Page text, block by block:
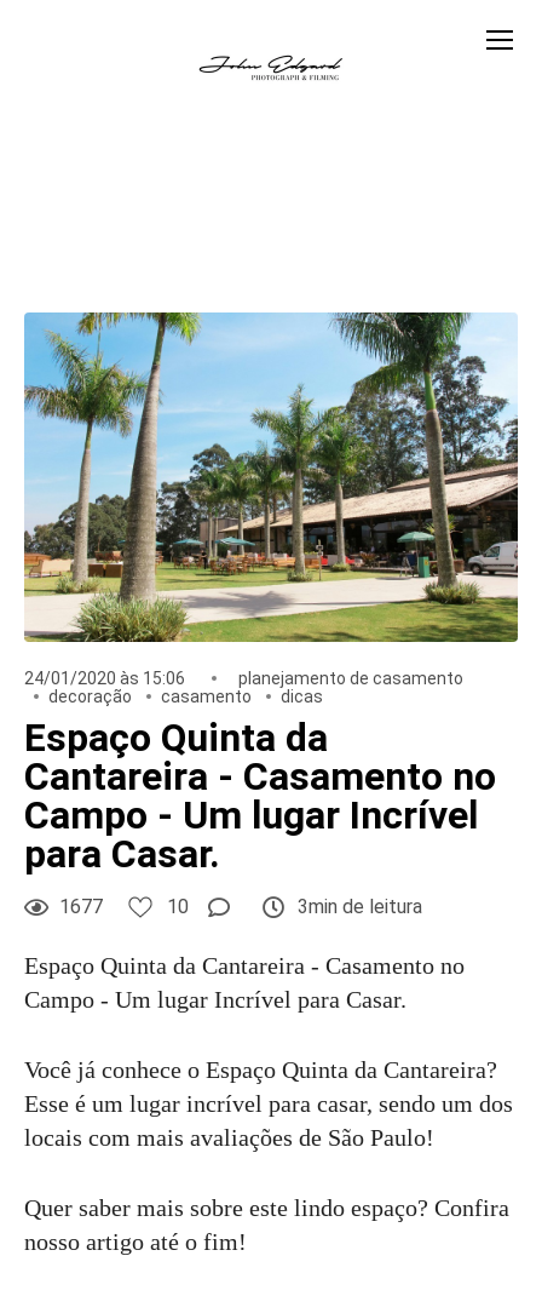
24/01/2020 às 15:06
planejamento de casamento
decoração
casamento dicas
Espaço Quinta da
Cantareira - Casamento no
Campo - Um lugar Incrível
para Casar.
1677 10 3min de leitura
Espaço Quinta da Cantareira - Casamento no
Campo - Um lugar Incrível para Casar.
Você já conhece o Espaço Quinta da Cantareira?
Esse é um lugar incrível para casar, sendo um dos
locais com mais avaliações de São Paulo!
Quer saber mais sobre este lindo espaço? Confira
nosso artigo até o fim!